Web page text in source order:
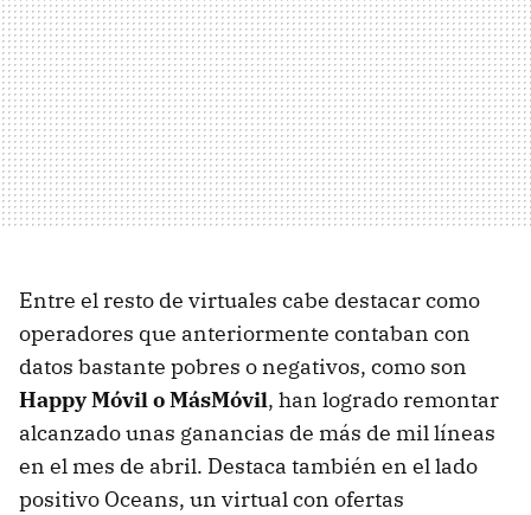
Entre el resto de virtuales cabe destacar como
operadores que anteriormente contaban con
datos bastante pobres o negativos, como son
Happy Móvil o MásMóvil, han logrado remontar
alcanzado unas ganancias de más de mil líneas
en el mes de abril. Destaca también en el lado
positivo Oceans, un virtual con ofertas